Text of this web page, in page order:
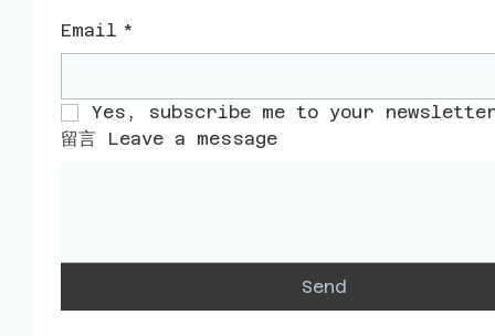
Email *
Yes, subscribe me to your
留言 Leave a message
Send